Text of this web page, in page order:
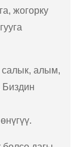
жогорку
салык, алым,
Биздин